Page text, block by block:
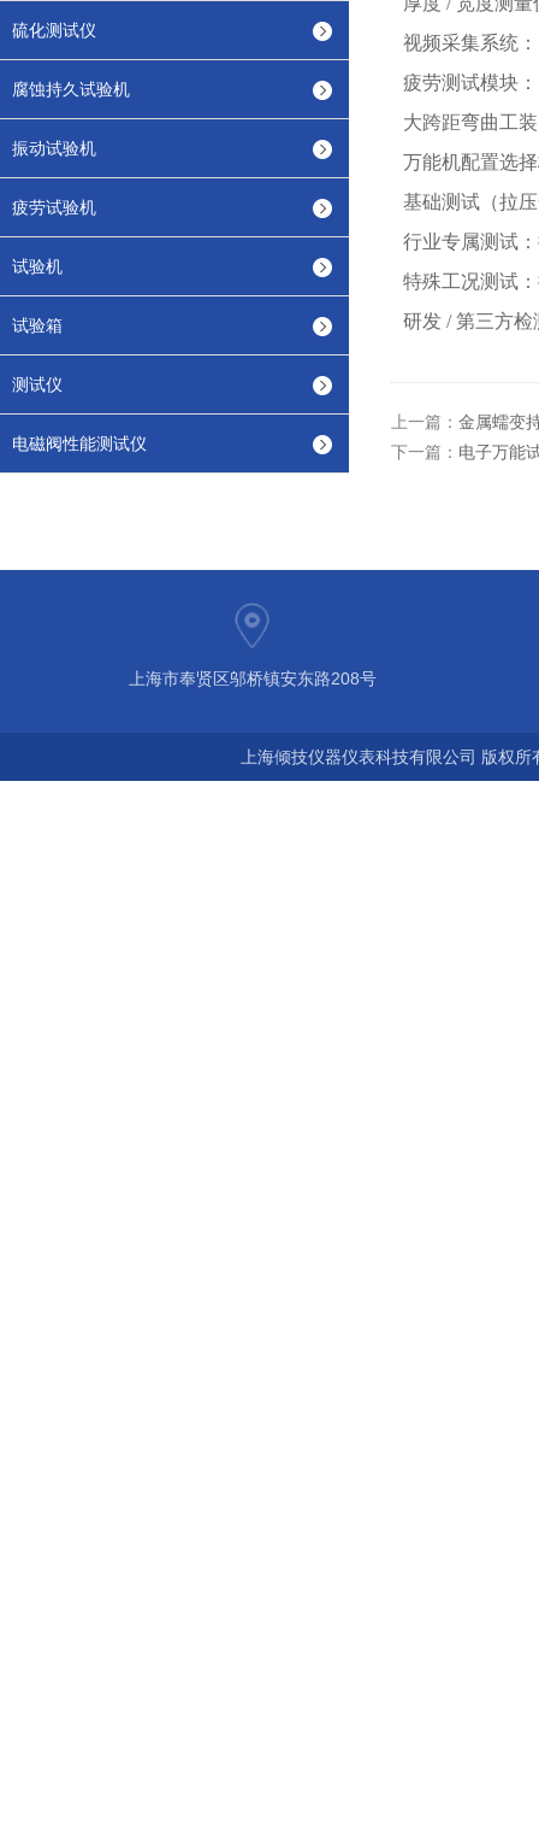
硫化测试仪
腐蚀持久试验机
振动试验机
疲劳试验机
试验机
试验箱
测试仪
电磁阀性能测试仪
视频采集系统
疲劳测试模块
大跨距弯曲工
万能机配置选
基础测试（拉
行业专属测试
特殊工况测试
研发 / 第三方检
上一篇： 金属蠕变
下一篇： 电子万能
上海市奉贤区邬桥镇安东路208号
上海倾技仪器仪表科技有限公司 版权